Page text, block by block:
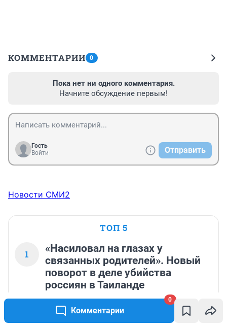
Комментарии
0
КОММЕНТАРИИ 0
Пока нет ни одного комментария.
Начните обсуждение первым!
Гость
Войти
Отправить
Новости СМИ2
ТОП 5
1
«Насиловал на глазах у
связанных родителей». Новый
поворот в деле убийства
россиян в Таиланде